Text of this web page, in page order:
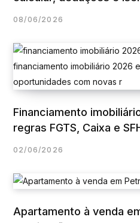
08/06/2026
Financiamento
regras FGTS, Caixa e
02/06/2026
Apartamento à venda